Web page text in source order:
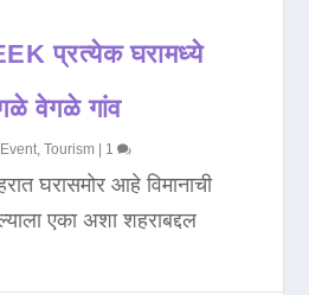
प्रत्येक घरामध्ये
वेगळे गांव
Event,Tourism 1
घरासमोर आहे विमानाची
एका अशा शहराबद्दल